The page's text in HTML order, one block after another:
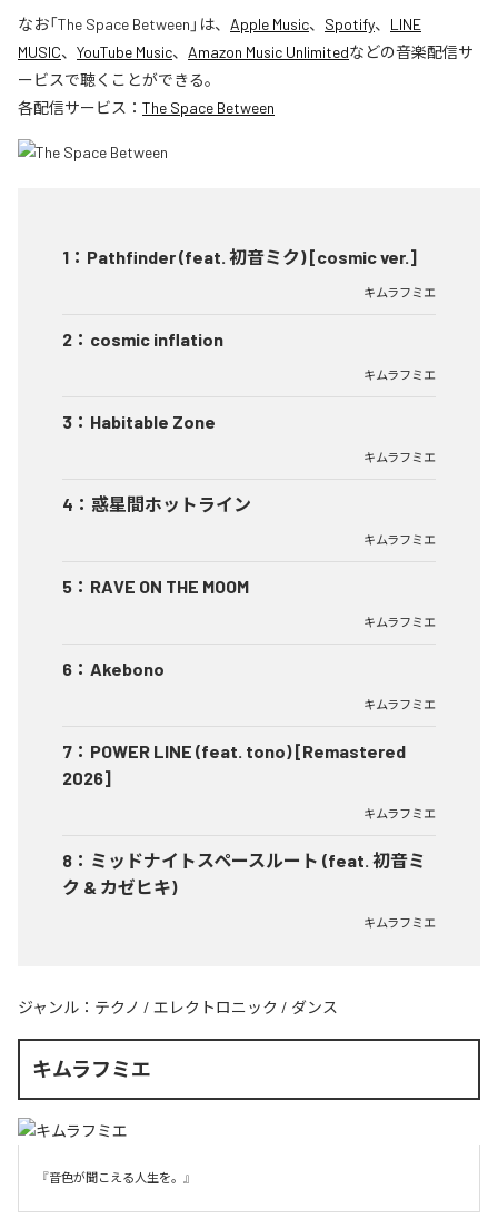
なお「The Space Between 」は、 Apple Music、 Spotify、 LINE
MUSIC、 YouTube Music、 Amazon Music Unlimitedなどの音楽配信サ
ービスで聴くことができる。
各配信サービス： The Space Between
1 ： Pathfinder (feat. 初音ミク) [cosmic ver.]
キムラフミエ
2 ： cosmic inflation
キムラフミエ
3 ： Habitable Zone
キムラフミエ
4 ： 惑星間ホットライン
キムラフミエ
5 ： RAVE ON THE MOOM
キムラフミエ
6 ： Akebono
キムラフミエ
7 ： POWER LINE (feat. tono) [Remastered
2026]
キムラフミエ
8 ： ミッドナイトスペースルート (feat. 初音ミ
ク & カゼヒキ)
キムラフミエ
ジャンル： テクノ / エレクトロニック / ダンス
キムラフミエ
『音色が聞こえる人生を。』